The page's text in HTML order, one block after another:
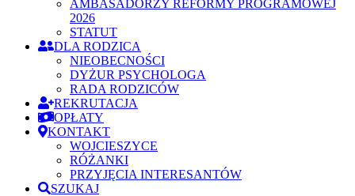
AMBASADORZY REFORMY PROGRAMOWEJ
2026
STATUT
DLA RODZICA
NIEOBECNOŚCI
DYŻUR PSYCHOLOGA
RADA RODZICÓW
REKRUTACJA
OPŁATY
KONTAKT
WOJCIESZYCE
RÓŻANKI
PRZYJĘCIA INTERESANTÓW
SZUKAJ